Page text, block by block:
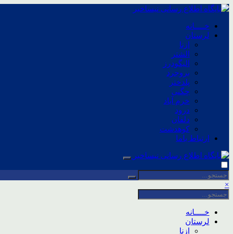
خــــانه
لرستان
ازنا
الشتر
الیگودرز
بروجرد
پلدختر
چگنی
خرم آباد
درود
دلفان
کوهدشت
ارتباط باما
×
خــــانه
لرستان
ازنا